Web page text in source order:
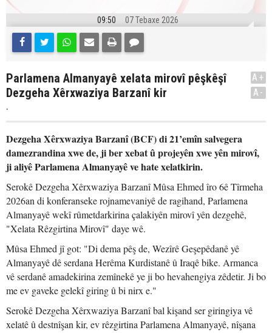
09:50 07 Tebaxe 2026
Parlamena Almanyayê xelata mirovî pêşkêşî
Dezgeha Xêrxwaziya Barzanî kir
.
A+
A-
Dezgeha Xêrxwaziya Barzanî (BCF) di 21’emîn salvegera
damezrandina xwe de, ji ber xebat û projeyên xwe yên mirovî,
ji aliyê Parlamena Almanyayê ve hate xelatkirin.
Serokê Dezgeha Xêrxwaziya Barzanî Mûsa Ehmed îro 6ê Tîrmeha
2026an di konferanseke rojnamevaniyê de ragihand, Parlamena
Almanyayê wekî rûmetdarkirina çalakiyên mirovî yên dezgehê,
"Xelata Rêzgirtina Mirovî" daye wê.
Mûsa Ehmed jî got: "Di dema pêş de, Wezîrê Geşepêdanê yê
Almanyayê dê serdana Herêma Kurdistanê û Iraqê bike. Armanca
vê serdanê amadekirina zemînekê ye ji bo hevahengiya zêdetir. Ji bo
me ev gaveke gelekî giring û bi nirx e."
Serokê Dezgeha Xêrxwaziya Barzanî bal kişand ser giringiya vê
xelatê û destnîşan kir, ev rêzgirtina Parlamena Almanyayê, nîşana